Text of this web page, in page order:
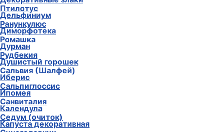
Птилотус
Ранункулюс
Ромашка
Рудбекия
Сальвия (Шалфей)
Сальпиглоссис
Санвиталия
Седум (очиток)
Дельфиниум
Диморфотека
Дурман
Душистый горошек
Иберис
Ипомея
Календула
Капуста декоративная